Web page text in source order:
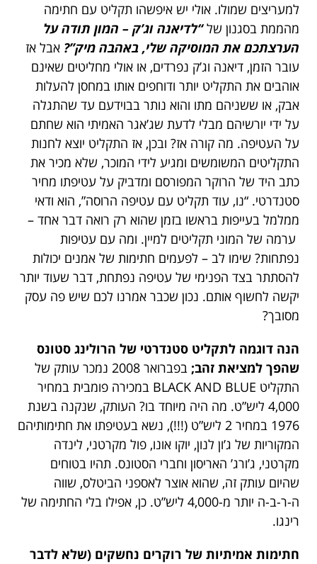
למעריצים שמולו. אולי יש איפשהו תקליט עם חתימה
מהממת בסגנון של“לדיאנה וג’ק – המון תודה על
הערצתכם את המוסיקה שלי, באהבה מיק”? אבל אז
עובר הזמן, דיאנה וג’ק נפרדים, או אולי מחליטים שאינם
אוהבים את התקליט יותר ודוחפים אותו במחסן להעלות
אבק, או ששניהם מתו והוא נותר בבוידעם עד שהתגלה
על ידי יורשיהם מבלי לדעת שג’אגר האמיתי הוא שחתם
על העטיפה. מה קורה אז? ובכן, אז התקליט יוצא לחנות
התקליטים המשומשים ומגיע לידי המוכר, שלא מכיר את
כתב היד של הרוקר המפורסם ומדביק על עטיפתו מחיר
סטנדרטי. “נו, עוד תקליט עם עטיפה הרוסה”, הוא ודאי
ממלמל בעייפות בראשו בזמן שהוא רק רואה דבר אחד –
ערמה של המוני תקליטים למיין. ומה עם עטיפות
נפתחות? שימו לב – לפעמים חתימות של אמנים יכולות
להסתתר בצד הפנימי של עטיפה נפתחת, דבר שעוד יותר
יקשה לחשוף אותם. נכון שכבר אמרנו לכם שיש פה עסק
מסובך?
הנה דוגמה לתקליט סטנדרטי של הרולינג סטונס
שהפך למציאת זהב;
בפברואר 2008 נמכר עותק של
התקליט BLACK AND BLUE במכירה פומבית במחיר
4,000 ליש”ט. מה היה מיוחד בו? העותק, שנקנה בשנת
1976 במחיר 2 ליש”ט (!!!), נשא בעטיפתו את חתימותיהם
המקוריות של ג’ון לנון, יוקו אונו, פול מקרטני, לינדה
מקרטני, ג’ורג’ האריסון וחברי הסטונס. תהיו בטוחים
שהיום עותק זה, שהוא אוצר לאספני הביטלס, שווה
ה-ר-ב-ה יותר מ-4,000 ליש”ט. כן, אפילו בלי החתימה של
רינגו.
חתימות אמיתיות של רוקרים נחשקים (שלא לדבר